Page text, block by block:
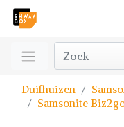
Duifhuizen
Samsonite